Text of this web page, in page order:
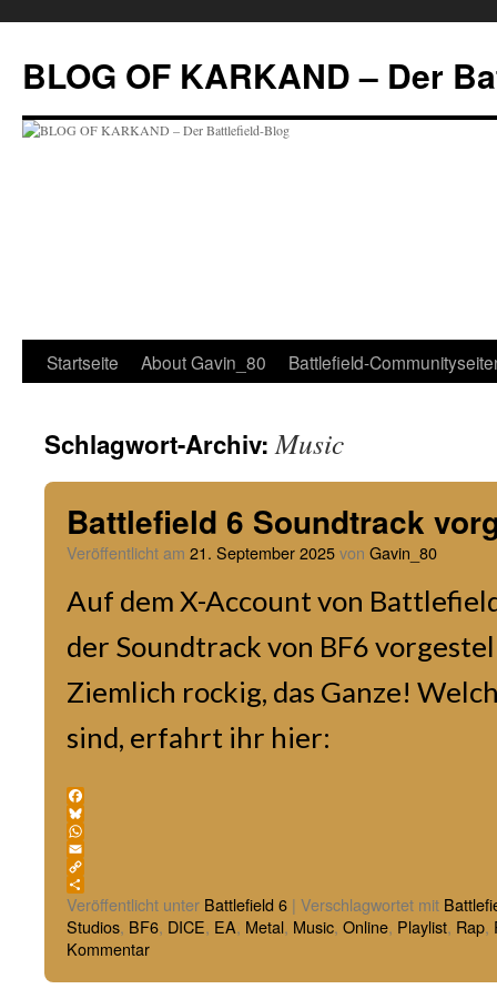
springen
BLOG OF KARKAND – Der
Startseite About Gavin_80 Battlefield-
Schlagwort-Archiv:Music
Battlefield 6 Soundtrack
Veröffentlicht am 21. September 2025von Gavin_80
Auf dem X-Account von
der Soundtrack von BF6
Ziemlich rockig, das Ganze!
sind, erfahrt ihr hier:
Facebook
Bluesky
WhatsApp
Email
Copy
Link
Teilen
Veröffentlicht unter Battlefield 6 | Verschlagwortet mit
Studios, BF6, DICE, EA, Metal, Music, Online, Playlist, Rap,
Kommentar